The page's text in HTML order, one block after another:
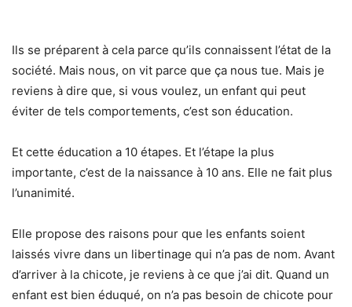
Ils se préparent à cela parce qu’ils connaissent l’état de la
société. Mais nous, on vit parce que ça nous tue. Mais je
reviens à dire que, si vous voulez, un enfant qui peut
éviter de tels comportements, c’est son éducation.
Et cette éducation a 10 étapes. Et l’étape la plus
importante, c’est de la naissance à 10 ans. Elle ne fait plus
l’unanimité.
Elle propose des raisons pour que les enfants soient
laissés vivre dans un libertinage qui n’a pas de nom. Avant
d’arriver à la chicote, je reviens à ce que j’ai dit. Quand un
enfant est bien éduqué, on n’a pas besoin de chicote pour